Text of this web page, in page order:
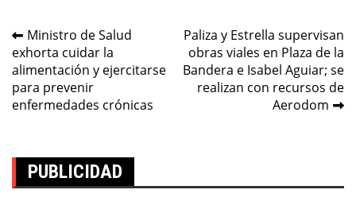
Navegación
de
entradas
Ministro de Salud
exhorta cuidar la
alimentación y ejercitarse
para prevenir
enfermedades crónicas
Paliza y Estrella supervisan
obras viales en Plaza de la
Bandera e Isabel Aguiar; se
realizan con recursos de
Aerodom
PUBLICIDAD